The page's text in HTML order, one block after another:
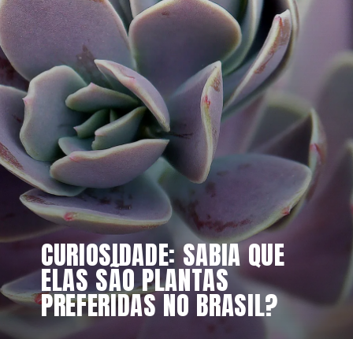
CURIOSIDADE: SABIA QUE
ELAS SÃO PLANTAS
PREFERIDAS NO BRASIL?